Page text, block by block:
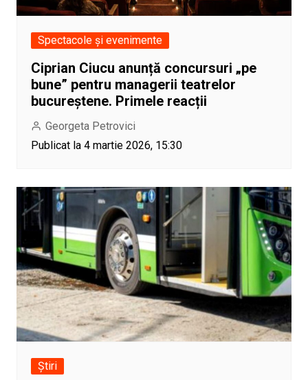
Spectacole și evenimente
Ciprian Ciucu anunță concursuri „pe
bune” pentru managerii teatrelor
bucureștene. Primele reacții
Georgeta Petrovici
Publicat la 4 martie 2026, 15:30
Știri